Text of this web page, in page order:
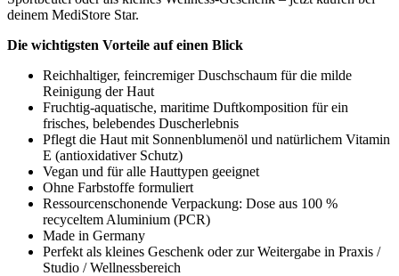
deinem MediStore Star.
Die wichtigsten Vorteile auf einen Blick
Reichhaltiger, feincremiger Duschschaum für die milde
Reinigung der Haut
Fruchtig-aquatische, maritime Duftkomposition für ein
frisches, belebendes Duscherlebnis
Pflegt die Haut mit Sonnenblumenöl und natürlichem Vitamin
E (antioxidativer Schutz)
Vegan und für alle Hauttypen geeignet
Ohne Farbstoffe formuliert
Ressourcenschonende Verpackung: Dose aus 100 %
recyceltem Aluminium (PCR)
Made in Germany
Perfekt als kleines Geschenk oder zur Weitergabe in Praxis /
Studio / Wellnessbereich